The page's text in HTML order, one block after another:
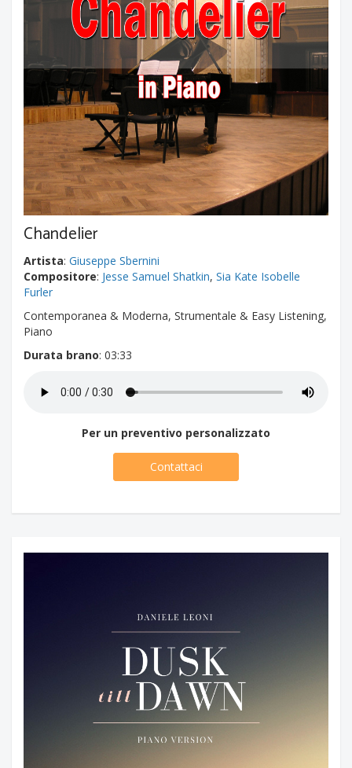
Chandelier
Artista: Giuseppe Sbernini
Compositore: Jesse Samuel Shatkin, Sia Kate Isobelle
Furler
Contemporanea & Moderna, Strumentale & Easy Listening,
Piano
Durata brano: 03:33
Per un preventivo personalizzato
Contattaci